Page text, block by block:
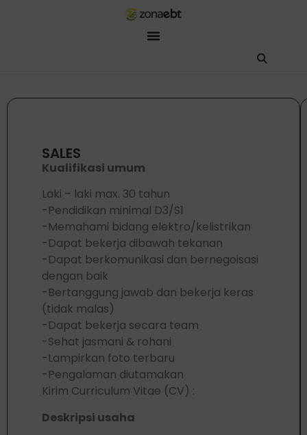
SALES
Kualifikasi umum
Laki – laki max. 30 tahun
-Pendidikan minimal D3/S1
-Memahami bidang elektro/kelistrikan
-Dapat bekerja dibawah tekanan
-Dapat berkomunikasi dan bernegoisasi
dengan baik
-Bertanggung jawab dan bekerja keras
(tidak malas)
-Dapat bekerja secara team
-Sehat jasmani & rohani
-Lampirkan foto terbaru
-Pengalaman diutamakan
Kirim Curriculum Vitae (CV) :
Deskripsi usaha
Aku ZEBot, asisten digital ZonaEBT. Ada yang bisa kubantu